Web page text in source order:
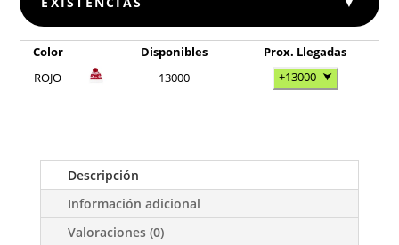
Color Disponibles
Prox. Llegadas
ROJO
13000 +13000 ⮟
Descripción
Información adicional
Valoraciones (0)